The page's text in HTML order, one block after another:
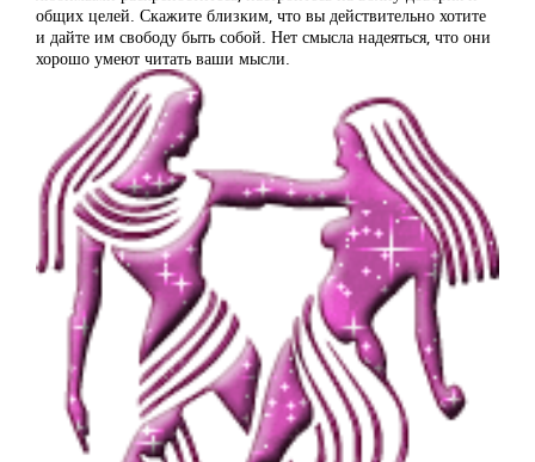
общих целей. Скажите близким, что вы действительно хотите
и дайте им свободу быть собой. Нет смысла надеяться, что они
хорошо умеют читать ваши мысли.